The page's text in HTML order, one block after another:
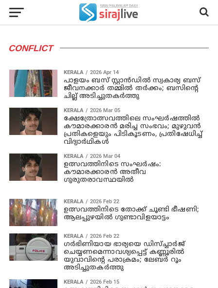
CONFLICT
KERALA 2026 Apr 14
പാളയം ബസ് സ്റ്റാന്‍ഡില്‍ സ്വകാര്യ ബസ്
ജീവനക്കാര്‍ തമ്മില്‍ തര്‍ക്കം; ബസിന്റെ
ചില്ല് അടിച്ചുതകര്‍ത്തു
KERALA 2026 Mar 05
ക്ഷേത്രോത്സവത്തിലെ സംഘർഷത്തിൽ
കൗമാരക്കാരന്‍ മരിച്ച സംഭവം; മുഴുവൻ
പ്രതികളെയും പിടികൂടണം, പ്രതിഷേധിച്ച്
വിദ്യാര്‍ഥികള്‍
KERALA 2026 Mar 04
ഉ​ത്സ​വ​ത്തി​നി​ടെ സം​ഘ​ർ​ഷം:
കൗമാരക്കാരന്‍ അതീവ
ഗുരുതരാവസ്ഥയില്‍
KERALA 2026 Feb 22
ഉത്സവത്തിനിടെ തോക്ക് ചൂണ്ടി ഭീഷണി;
ആലപ്പുഴയിൽ ഗുണ്ടാവിളയാട്ടം
KERALA 2026 Feb 22
ഗര്‍ഭിണിയായ ഭാര്യയെ ഡിസ്ച്ചാര്‍ജ്
ചെയ്യണമെന്നാവശ്യപ്പെട്ട് കണ്ണൂരിൽ
യുവാവിന്റെ പരാക്രമം; ലേബർ റൂം
അടിച്ചുതകർത്തു
KERALA 2026 Feb 15